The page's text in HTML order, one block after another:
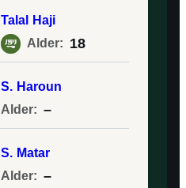
Talal
Haji
Alder: 18
S. Haroun
Alder: –
S. Matar
Alder: –